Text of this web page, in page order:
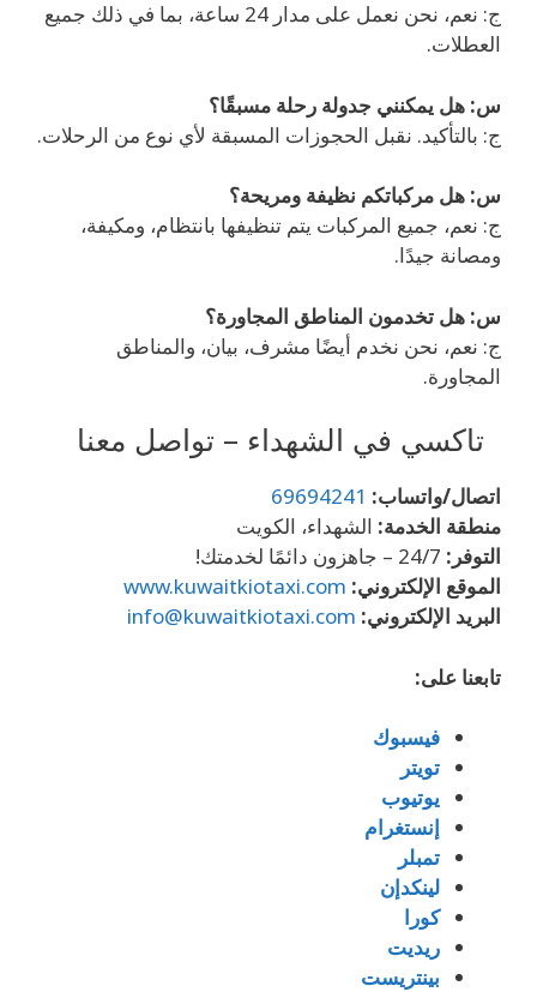
ج: نعم، نحن نعمل على مدار 24 ساعة، بما في ذلك جميع
العطلات.
س: هل يمكنني جدولة رحلة مسبقًا؟
ج: بالتأكيد. نقبل الحجوزات المسبقة لأي نوع من الرحلات.
س: هل مركباتكم نظيفة ومريحة؟
ج: نعم، جميع المركبات يتم تنظيفها بانتظام، ومكيفة،
ومصانة جيدًا.
س: هل تخدمون المناطق المجاورة؟
ج: نعم، نحن نخدم أيضًا مشرف، بيان، والمناطق
المجاورة.
تاكسي في الشهداء – تواصل معنا
اتصال/واتساب: 69694241
منطقة الخدمة: الشهداء، الكويت
التوفر:
الموقع الإلكتروني: www.kuwaitkiotaxi.com
البريد الإلكتروني: info@kuwaitkiotaxi.com
تابعنا على:
فيسبوك
تويتر
يوتيوب
إنستغرام
تمبلر
لينكدإن
كورا
ريديت
بينتريست